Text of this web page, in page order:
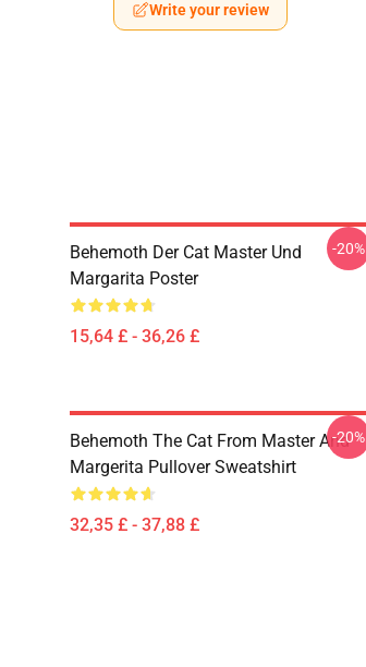
Write your review
Behemoth Der Cat Master Und
Margarita Poster
15,64 £ - 36,26 £
-20%
Behemoth The Cat From Master And
Margerita Pullover Sweatshirt
32,35 £ - 37,88 £
-20%